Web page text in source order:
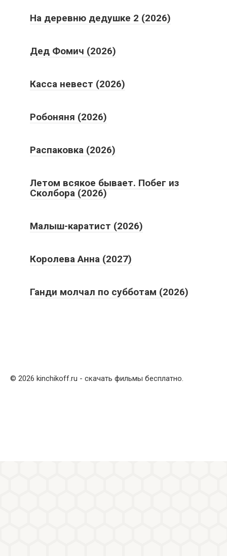
На деревню дедушке 2 (2026)
Дед Фомич (2026)
Касса невест (2026)
Робоняня (2026)
Распаковка (2026)
Летом всякое бывает. Побег из
Сколбора (2026)
Малыш-каратист (2026)
Королева Анна (2027)
Ганди молчал по субботам (2026)
© 2026 kinchikoff.ru - скачать фильмы бесплатно.